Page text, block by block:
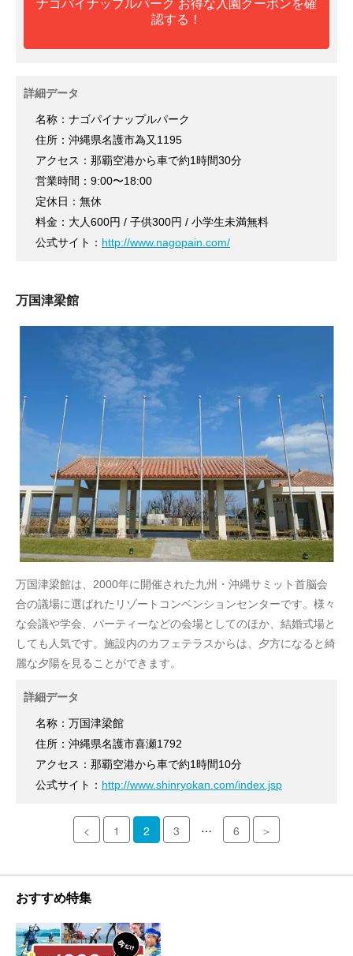
ナゴパイナップルパーク お得な入園クーポンを確
認する！
詳細データ
名称：ナゴパイナップルパーク
住所：沖縄県名護市為又1195
アクセス：那覇空港から車で約1時間30分
営業時間：9:00〜18:00
定休日：無休
料金：大人600円 / 子供300円 / 小学生未満無料
公式サイト： http://www.nagopain.com/
万国津梁館
万国津梁館は、2000年に開催された九州・沖縄サミット首脳会
合の議場に選ばれたリゾートコンベンションセンターです。様々
な会議や学会、パーティーなどの会場としてのほか、結婚式場と
しても人気です。施設内のカフェテラスからは、夕方になると綺
麗な夕陽を見ることができます。
詳細データ
名称：万国津梁館
住所：沖縄県名護市喜瀬1792
アクセス：那覇空港から車で約1時間10分
公式サイト： http://www.shinryokan.com/index.jsp
< 1 2 3 … 6 ＞
おすすめ特集